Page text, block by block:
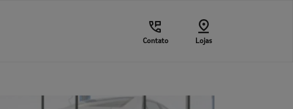
Contato Lojas